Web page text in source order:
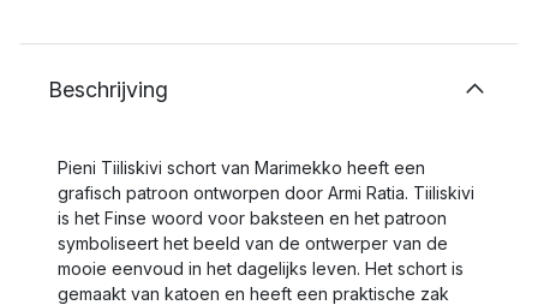
Beschrijving
Pieni Tiiliskivi schort van Marimekko heeft een
grafisch patroon ontworpen door Armi Ratia. Tiiliskivi
is het Finse woord voor baksteen en het patroon
symboliseert het beeld van de ontwerper van de
mooie eenvoud in het dagelijks leven. Het schort is
gemaakt van katoen en heeft een praktische zak